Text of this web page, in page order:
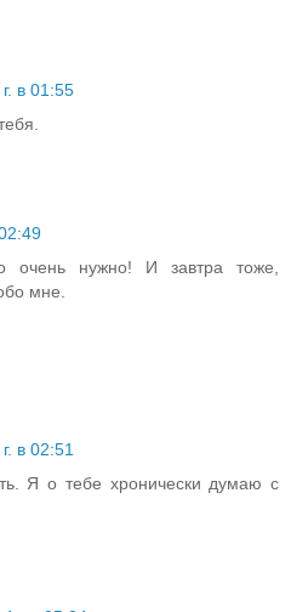
в 01:55
очень нужно! И завтра тоже,
мне.
в 02:51
Я о тебе хронически думаю с